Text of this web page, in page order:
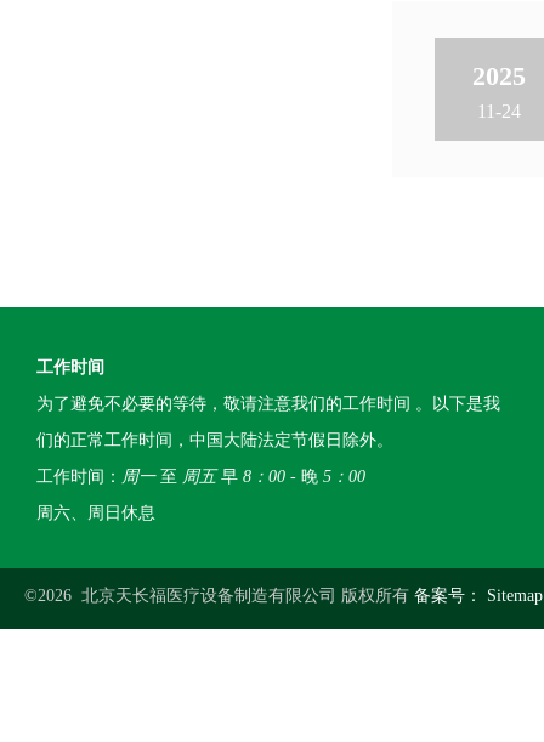
2025
11-24
工作时间
为了避免不必要的等待，敬请注意我们的工作时间 。以下是我
们的正常工作时间，中国大陆法定节假日除外。
工作时间： 周一至 周五早 8：00 - 晚 5：00
周六、周日休息
©2026 北京天长福医疗设备制造有限公司 版权所有 备案号：